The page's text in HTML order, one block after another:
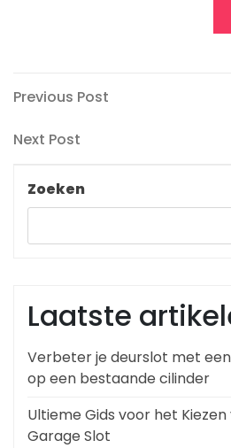
Berichtnavigatie
Previous
Previous Post
Next
Next Post
Zoeken
Laatste
Verbeter je deurslot met
op een bestaande cilinder
Ultieme Gids voor het
Garage Slot